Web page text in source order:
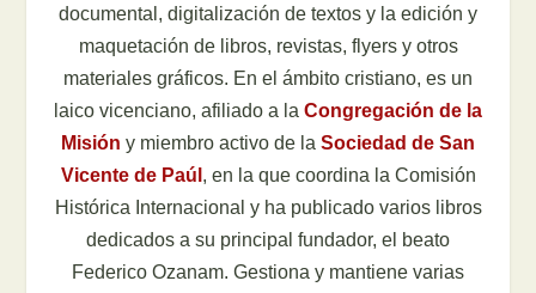
documental, digitalización de textos y la edición y
maquetación de libros, revistas, flyers y otros
materiales gráficos. En el ámbito cristiano, es un
laico vicenciano, afiliado a la Congregación de la
Misión y miembro activo de la Sociedad de San
Vicente de Paúl , en la que coordina la Comisión
Histórica Internacional y ha publicado varios libros
dedicados a su principal fundador, el beato
Federico Ozanam. Gestiona y mantiene varias